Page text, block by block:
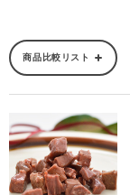
商品比較リスト